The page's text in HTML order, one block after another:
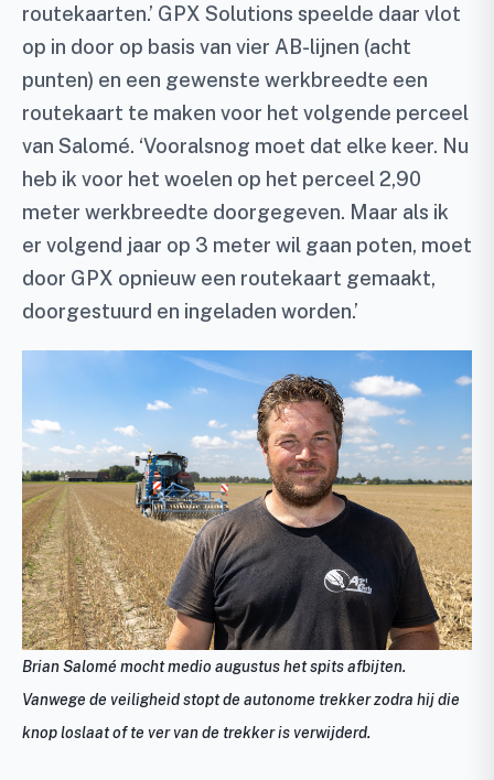
routekaarten.’ GPX Solutions speelde daar vlot
op in door op basis van vier AB-lijnen (acht
punten) en een gewenste werkbreedte een
routekaart te maken voor het volgende perceel
van Salomé. ‘Vooralsnog moet dat elke keer. Nu
heb ik voor het woelen op het perceel 2,90
meter werkbreedte doorgegeven. Maar als ik
er volgend jaar op 3 meter wil gaan poten, moet
door GPX opnieuw een routekaart gemaakt,
doorgestuurd en ingeladen worden.’
Brian Salomé mocht medio augustus het spits afbijten.
Vanwege de veiligheid stopt de autonome trekker zodra hij die
knop loslaat of te ver van de trekker is verwijderd.